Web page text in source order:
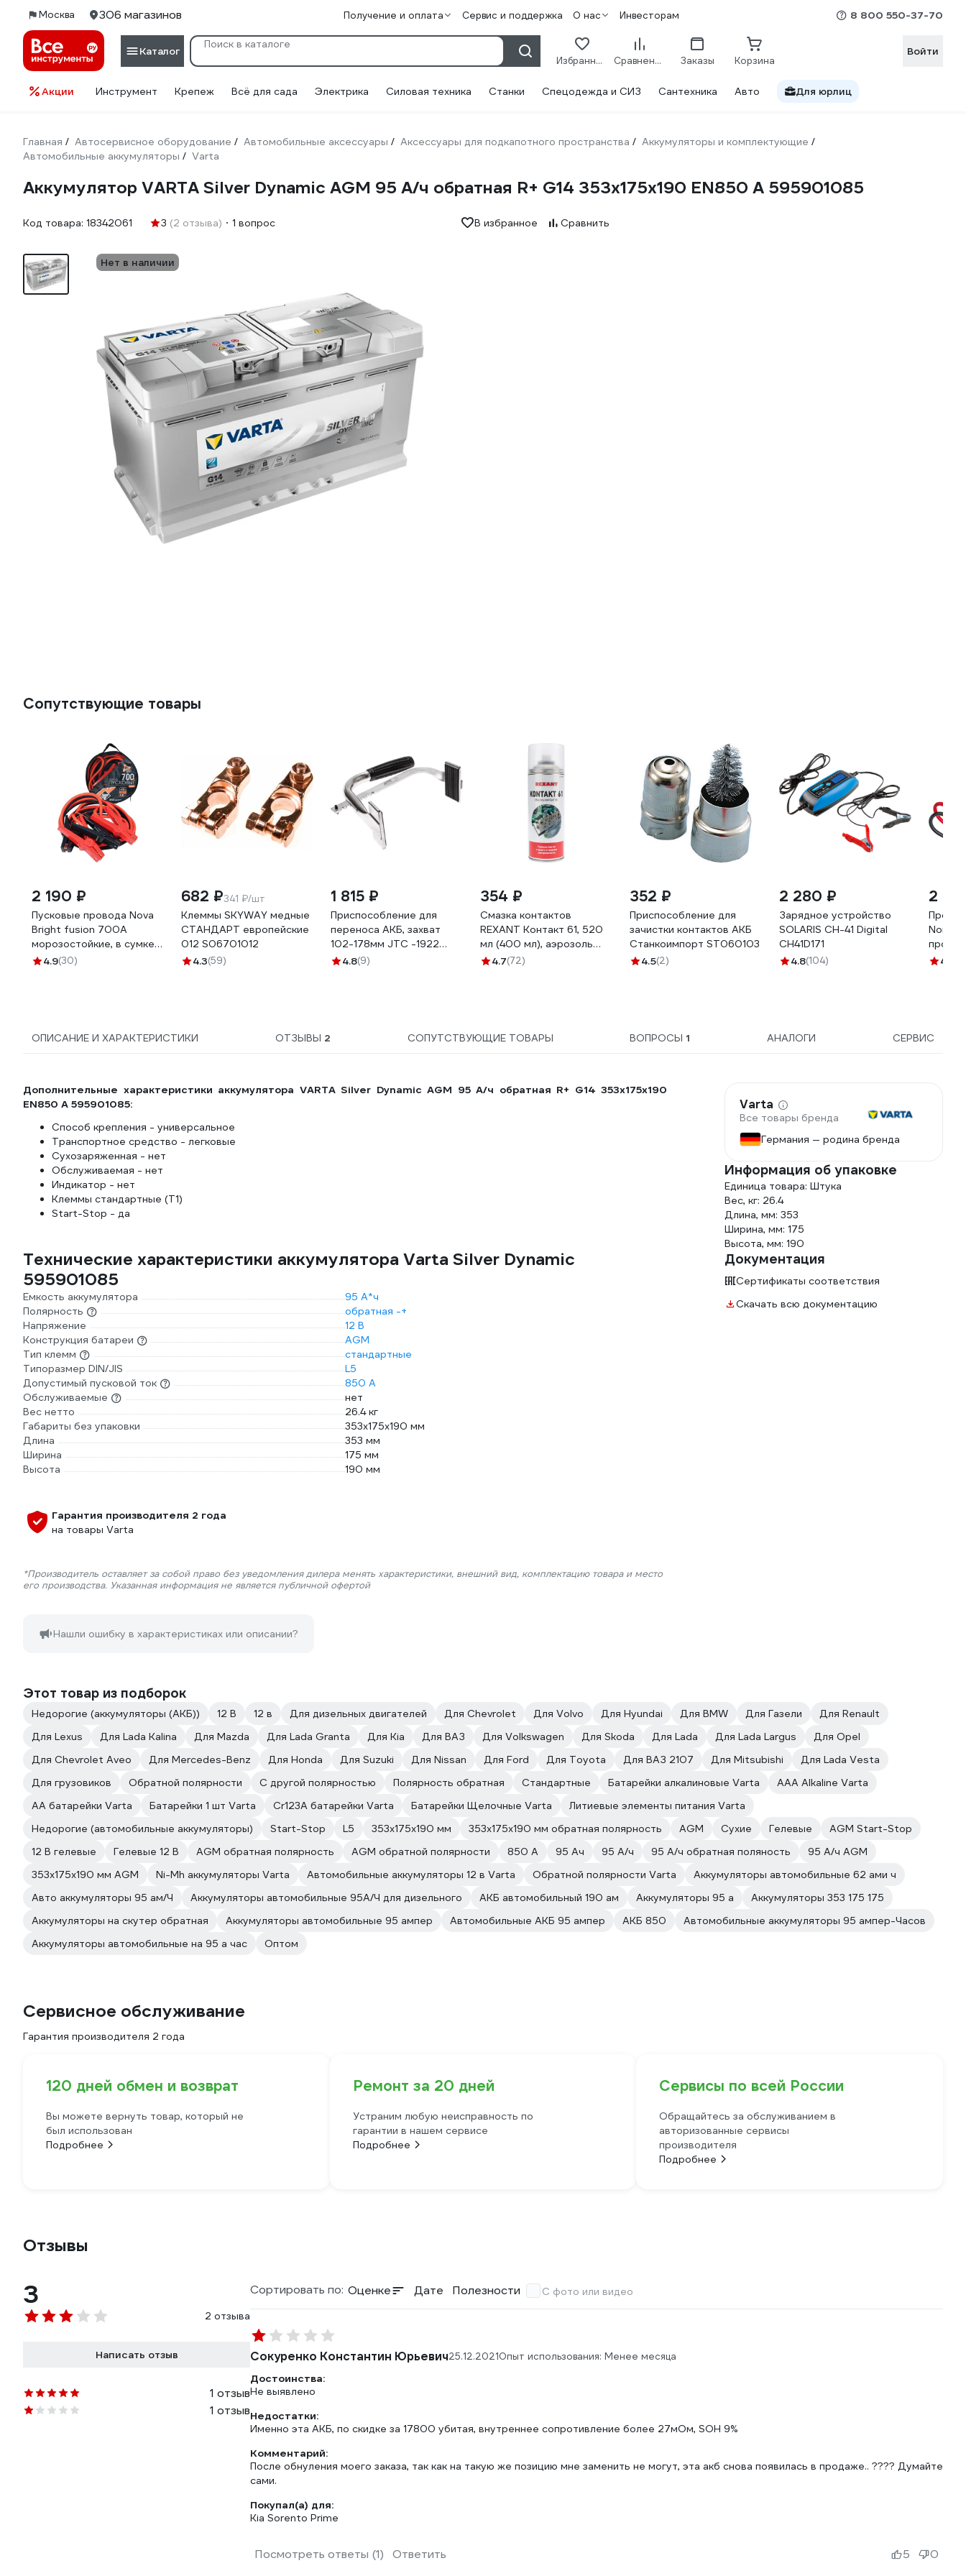
Москва 306 магазинов Получение и оплата Сервис и поддержка О нас Инвесторам 8 800 550-37-70
Каталог
Избранное Сравнение Заказы Корзина
Войти
Акции Инструмент Крепеж Всё для сада Электрика Силовая техника Станки Спецодежда и СИЗ Сантехника Авто Для юрлиц
Главная / Автосервисное оборудование / Автомобильные аксессуары / Аксессуары для подкапотного пространства / Аккумуляторы и комплектующие /
Автомобильные аккумуляторы / Varta
Аккумулятор VARTA Silver Dynamic AGM 95 А/ч обратная R+ G14 353x175x190 EN850 А 595901085
Код товара: 18342061 3 (2 отзыва) 1 вопрос В избранное Сравнить
Нет в наличии
Сопутствующие товары
2 190 ₽
Пусковые провода Nova
Bright fusion 700А
морозостойкие, в сумке,
4 м 46779
4.9(30)
682 ₽341 ₽/шт
Клеммы SKYWAY медные
СТАНДАРТ европейские
012 S06701012
4.3(59)
1 815 ₽
Приспособление для
переноса АКБ, захват
102-178мм JTC -1922
694151
4.8(9)
354 ₽
Смазка контактов
REXANT Контакт 61, 520
мл (400 мл), аэрозоль
85-0007
4.7(72)
352 ₽
Приспособление для
зачистки контактов АКБ
Станкоимпорт ST060103
4.5(2)
2 280 ₽
Зарядное устройство
SOLARIS CH-41 Digital
CH41D171
4.8(104)
2
Nord-
в 4.1
ОПИСАНИЕ И ХАРАКТЕРИСТИКИ ОТЗЫВЫ 2 СОПУТСТВУЮЩИЕ ТОВАРЫ ВОПРОСЫ 1 АНАЛОГИ СЕРВИС
Дополнительные характеристики аккумулятора VARTA Silver Dynamic AGM 95 А/ч обратная R+ G14 353x175x190
EN850 А 595901085:
Способ крепления - универсальное
Транспортное средство - легковые
Сухозаряженная - нет
Обслуживаемая - нет
Индикатор - нет
Клеммы стандартные (Т1)
Start-Stop - да
Технические характеристики аккумулятора Varta Silver Dynamic
595901085
Емкость аккумулятора
95 А*ч
Полярность
обратная -+
Напряжение
12 В
Конструкция батареи
AGM
Тип клемм
стандартные
Типоразмер DIN/JIS
L5
Допустимый пусковой ток
850 А
Обслуживаемые
нет
Вес нетто
26.4 кг
Габариты без упаковки
353x175x190 мм
Длина
353 мм
Ширина
175 мм
Высота
190 мм
Гарантия производителя 2 года
на товары Varta
*Производитель оставляет за собой право без уведомления дилера менять характеристики, внешний вид, комплектацию товара и место
его производства. Указанная информация не является публичной офертой
Нашли ошибку в характеристиках или описании?
Varta
Все товары бренда
Германия — родина бренда
Информация об упаковке
Единица товара: Штука
Вес, кг: 26.4
Длина, мм: 353
Ширина, мм: 175
Высота, мм: 190
Документация
Сертификаты соответствия
Скачать всю документацию
Этот товар из подборок
Недорогие (аккумуляторы (АКБ)) 12 В 12 в Для дизельных двигателей Для Chevrolet Для Volvo Для Hyundai Для BMW Для Газели
Для Renault
Для Lexus
Для Lada Kalina Для Mazda Для Lada Granta Для Kia Для ВАЗ Для Volkswagen Для Skoda Для Lada Для Lada Largus
Для Opel
Для Chevrolet Aveo
Для Mercedes-Benz Для Honda Для Suzuki Для Nissan Для Ford Для Toyota Для ВАЗ 2107 Для Mitsubishi
Для Lada Vesta
Для грузовиков
Обратной полярности С другой полярностью Полярность обратная Стандартные Батарейки алкалиновые Varta
AАА Alkaline Varta
АА батарейки Varta
Батарейки 1 шт Varta Cr123A батарейки Varta Батарейки Щелочные Varta
Литиевые элементы питания Varta
Недорогие (автомобильные аккумуляторы)
Start-Stop L5 353x175x190 мм 353x175x190 мм обратная полярность AGM Сухие Гелевые
AGM Start-Stop
12 В гелевые
Гелевые 12 В AGM обратная полярность AGM обратной полярности 850 А 95 Ач 95 А/ч 95 А/ч обратная поляность
95 А/ч AGM
353x175x190 мм AGM
Ni-Mh аккумуляторы Varta Автомобильные аккумуляторы 12 в Varta Обратной полярности Varta
Аккумуляторы автомобильные 62 ами ч
Авто аккумуляторы 95 ам/Ч
Аккумуляторы автомобильные 95А/Ч для дизельного АКБ автомобильный 190 ам Аккумуляторы 95 а
Аккумуляторы 353 175 175
Аккумуляторы на скутер обратная
Аккумуляторы автомобильные 95 ампер Автомобильные АКБ 95 ампер АКБ 850
Автомобильные аккумуляторы 95 ампер-Часов
Аккумуляторы автомобильные на 95 а час
Оптом
Сервисное обслуживание
Гарантия производителя 2 года
120 дней обмен и возврат
Вы можете вернуть товар, который не
был использован
Подробнее
Ремонт за 20 дней
Устраним любую неисправность по
гарантии в нашем сервисе
Подробнее
Сервисы по всей России
Обращайтесь за обслуживанием в
авторизованные сервисы
производителя
Подробнее
Отзывы
3
2 отзыва
Написать отзыв
1 отзыв
1 отзыв
Сортировать по: Оценке Дате Полезности С фото или видео
Сокуренко Константин Юрьевич25.12.2021Опыт использования: Менее месяца
Достоинства:
Не выявлено
Недостатки:
Именно эта АКБ, по скидке за 17800 убитая, внутреннее сопротивление более 27мОм, SOH 9%
Комментарий:
После обнуления моего заказа, так как на такую же позицию мне заменить не могут, эта акб снова появилась в продаже.. ???? Думайте
сами.
Покупал(а) для:
Kia Sorento Prime
Посмотреть ответы (1) Ответить 5 0